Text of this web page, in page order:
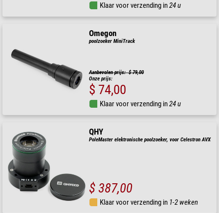
Klaar voor verzending in24 u
Omegon
poolzoeker MiniTrack
Aanbevolen prijs: $ 79,00
Onze prijs:
$ 74,00
Klaar voor verzending in24 u
QHY
PoleMaster elektronische poolzoeker, voor Celestron AVX
$ 387,00
Klaar voor verzending in 1-2 weken